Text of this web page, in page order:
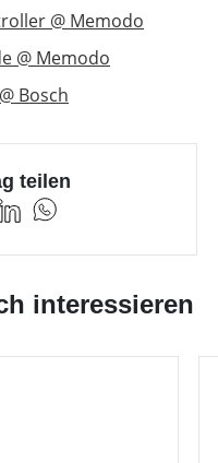
@ Memodo
@ Memodo
Bosch
teilen
interessieren